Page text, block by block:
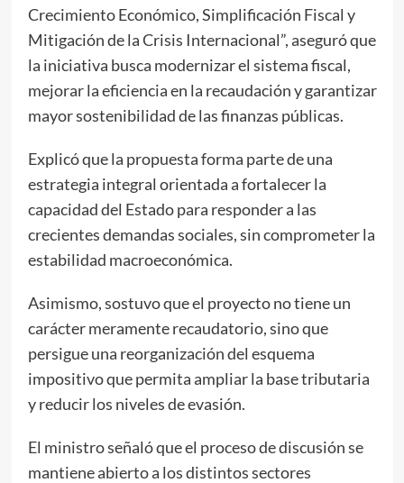
Crecimiento Económico, Simplificación Fiscal y
Mitigación de la Crisis Internacional”, aseguró que
la iniciativa busca modernizar el sistema fiscal,
mejorar la eficiencia en la recaudación y garantizar
mayor sostenibilidad de las finanzas públicas.
Explicó que la propuesta forma parte de una
estrategia integral orientada a fortalecer la
capacidad del Estado para responder a las
crecientes demandas sociales, sin comprometer la
estabilidad macroeconómica.
Asimismo, sostuvo que el proyecto no tiene un
carácter meramente recaudatorio, sino que
persigue una reorganización del esquema
impositivo que permita ampliar la base tributaria
y reducir los niveles de evasión.
El ministro señaló que el proceso de discusión se
mantiene abierto a los distintos sectores